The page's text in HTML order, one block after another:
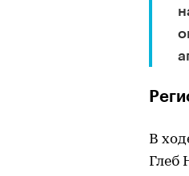
В
Глеб